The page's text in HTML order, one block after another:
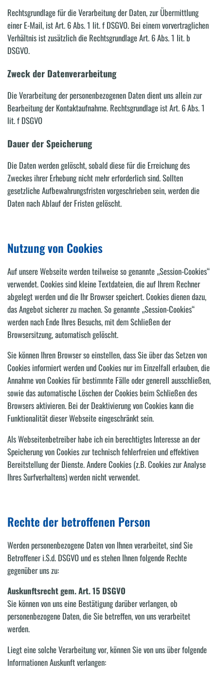
Rechtsgrundlage für die Verarbeitung der Daten, zur Übermittlung
einer E-Mail, ist Art. 6 Abs. 1 lit. f DSGVO. Bei einem vorvertraglichen
Verhältnis ist zusätzlich die Rechtsgrundlage Art. 6 Abs. 1 lit. b
DSGVO.
Zweck der Datenverarbeitung
Die Verarbeitung der personenbezogenen Daten dient uns allein zur
Bearbeitung der Kontaktaufnahme. Rechtsgrundlage ist Art. 6 Abs. 1
lit. f DSGVO
Dauer der Speicherung
Die Daten werden gelöscht, sobald diese für die Erreichung des
Zweckes ihrer Erhebung nicht mehr erforderlich sind. Sollten
gesetzliche Aufbewahrungsfristen vorgeschrieben sein, werden die
Daten nach Ablauf der Fristen gelöscht.
Nutzung von Cookies
Auf unsere Webseite werden teilweise so genannte „Session-Cookies“
verwendet. Cookies sind kleine Textdateien, die auf Ihrem Rechner
abgelegt werden und die Ihr Browser speichert. Cookies dienen dazu,
das Angebot sicherer zu machen. So genannte „Session-Cookies“
werden nach Ende Ihres Besuchs, mit dem Schließen der
Browsersitzung, automatisch gelöscht.
Sie können Ihren Browser so einstellen, dass Sie über das Setzen von
Cookies informiert werden und Cookies nur im Einzelfall erlauben, die
Annahme von Cookies für bestimmte Fälle oder generell ausschließen,
sowie das automatische Löschen der Cookies beim Schließen des
Browsers aktivieren. Bei der Deaktivierung von Cookies kann die
Funktionalität dieser Webseite eingeschränkt sein.
Als Webseitenbetreiber habe ich ein berechtigtes Interesse an der
Speicherung von Cookies zur technisch fehlerfreien und effektiven
Bereitstellung der Dienste. Andere Cookies (z.B. Cookies zur Analyse
Ihres Surfverhaltens) werden nicht verwendet.
Rechte der betroffenen Person
Werden personenbezogene Daten von Ihnen verarbeitet, sind Sie
Betroffener i.S.d. DSGVO und es stehen Ihnen folgende Rechte
gegenüber uns zu:
Auskunftsrecht gem. Art. 15 DSGVO
Sie können von uns eine Bestätigung darüber verlangen, ob
personenbezogene Daten, die Sie betreffen, von uns verarbeitet
werden.
Liegt eine solche Verarbeitung vor, können Sie von uns über folgende
Informationen Auskunft verlangen: